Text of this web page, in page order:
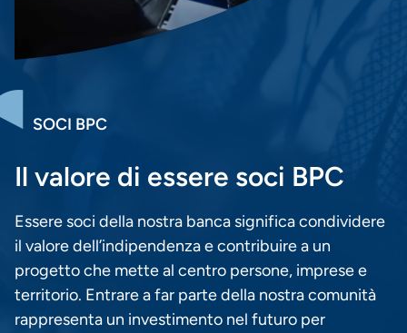
SOCI BPC
Il valore di essere soci BPC
Essere soci della nostra banca significa condividere
il valore dell’indipendenza e contribuire a un
progetto che mette al centro persone, imprese e
territorio. Entrare a far parte della nostra comunità
rappresenta un investimento nel futuro per